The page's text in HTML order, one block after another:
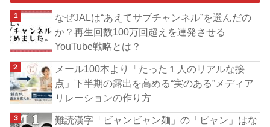
なぜJALは“あえてサブチャンネル”を選んだの
か？再生回数100万回超えを連発させる
YouTube戦略とは？
メール100本より「たった１人のリアルな接
点」下半期の露出を高める“実のある”メディア
リレーションの作り方
難読漢字「ビャンビャン麺」の「ビャン」はな